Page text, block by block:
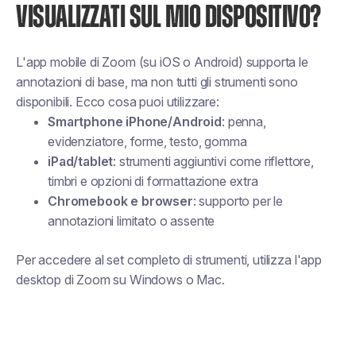
VISUALIZZATI SUL MIO DISPOSITIVO?
L'app mobile di Zoom (su iOS o Android) supporta le
annotazioni di base, ma non tutti gli strumenti sono
disponibili. Ecco cosa puoi utilizzare:
Smartphone iPhone/Android: penna,
evidenziatore, forme, testo, gomma
iPad/tablet: strumenti aggiuntivi come riflettore,
timbri e opzioni di formattazione extra
Chromebook e browser: supporto per le
annotazioni limitato o assente
Per accedere al set completo di strumenti, utilizza l'app
desktop di Zoom su Windows o Mac.